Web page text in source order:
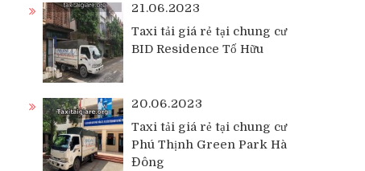
21.06.2023
Taxi tải giá rẻ tại chung cư
BID Residence Tố Hữu
20.06.2023
Taxi tải giá rẻ tại chung cư
Phú Thịnh Green Park Hà
Đông